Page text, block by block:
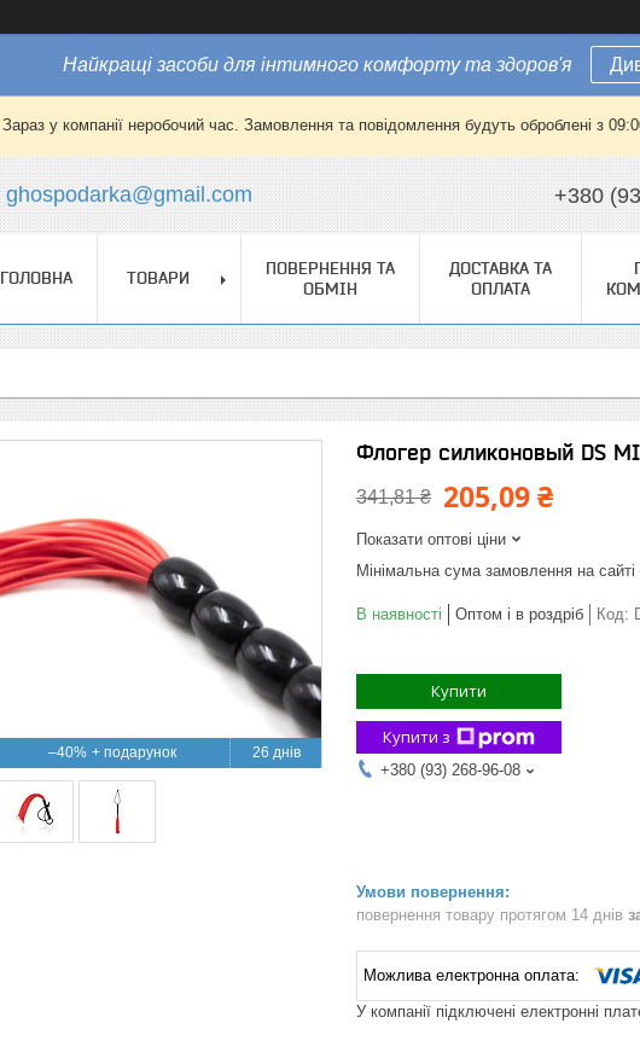
Найкращі засоби для інтимного комфорту та здоров'я
Зараз у компанії неробочий час. Замовлення та повідомлення будуть оброблені з
ghospodarka@gmail.com +380
ГОЛОВНА ТОВАРИ
ПОВЕРНЕННЯ ТА
ОБМІН
ДОСТАВКА ТА
ОПЛАТА
–40% 26 днів
Флогер силиконовый DS
341,81 ₴ 205,09 ₴
Показати оптові ціни
Мінімальна сума замовлення на
В наявності Оптом і в роздріб Код:
Купити
Купити з
+380 (93) 268-96-08
повернення товару протягом 14 днів
У компанії підключені електронні